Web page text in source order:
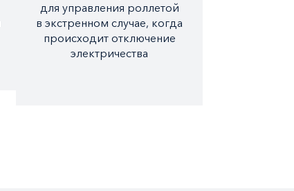
для управления роллетой
в экстренном случае, когда
происходит отключение
электричества